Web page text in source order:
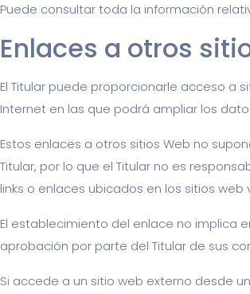
Puede consultar toda la información
Enlaces a otros
El Titular puede proporcionarle acceso a
Internet en las que podrá ampliar los
Estos enlaces a otros sitios Web no
Titular, por lo que el Titular no es
links o enlaces ubicados en los sitios
El establecimiento del enlace no implica
aprobación por parte del Titular de sus
Si accede a un sitio web externo desde